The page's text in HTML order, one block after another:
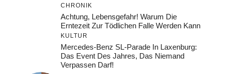
CHRONIK
Achtung, Lebensgefahr! Warum Die
Erntezeit Zur Tödlichen Falle Werden Kann
KULTUR
Mercedes-Benz SL-Parade In Laxenburg:
Das Event Des Jahres, Das Niemand
Verpassen Darf!